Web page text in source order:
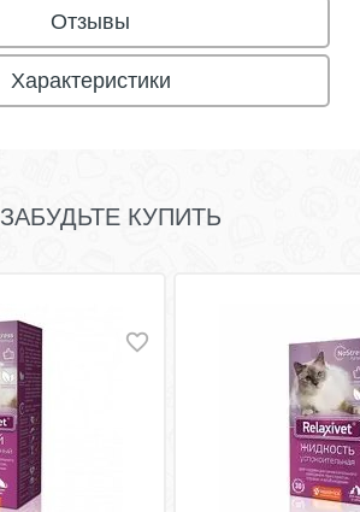
Отзывы
Характеристики
КУПИТЬ